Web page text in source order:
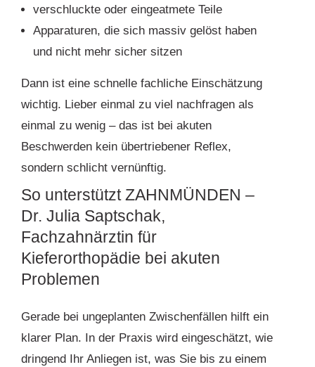
verschluckte oder eingeatmete Teile
Apparaturen, die sich massiv gelöst haben
und nicht mehr sicher sitzen
Dann ist eine schnelle fachliche Einschätzung
wichtig. Lieber einmal zu viel nachfragen als
einmal zu wenig – das ist bei akuten
Beschwerden kein übertriebener Reflex,
sondern schlicht vernünftig.
So unterstützt ZAHNMÜNDEN –
Dr. Julia Saptschak,
Fachzahnärztin für
Kieferorthopädie bei akuten
Problemen
Gerade bei ungeplanten Zwischenfällen hilft ein
klarer Plan. In der Praxis wird eingeschätzt, wie
dringend Ihr Anliegen ist, was Sie bis zu einem